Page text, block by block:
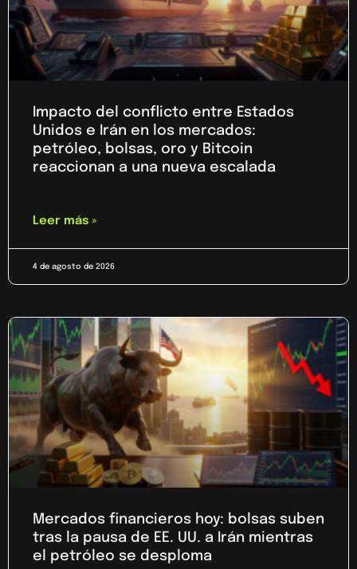
Impacto del conflicto entre Estados
Unidos e Irán en los mercados:
petróleo, bolsas, oro y Bitcoin
reaccionan a una nueva escalada
Leer más »
4 de agosto de 2026
Mercados financieros hoy: bolsas suben
tras la pausa de EE. UU. a Irán mientras
el petróleo se desploma